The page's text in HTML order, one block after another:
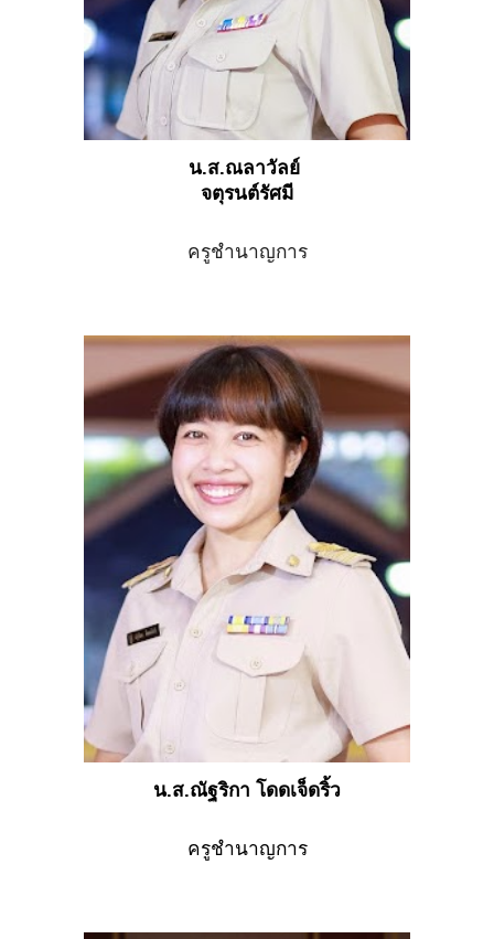
น.ส.ณลาวัลย์
จตุรนต์รัศมี
ครูชำนาญการ
น.ส.ณัฐริกา โดดเจ็ดริ้ว
ครูชำนาญการ